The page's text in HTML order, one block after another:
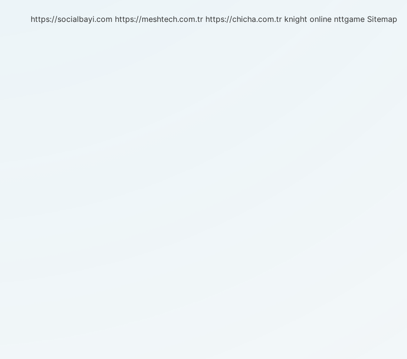
https://socialbayi.com https://meshtech.com.tr https://chicha.com.tr knight online nttgame Sitemap